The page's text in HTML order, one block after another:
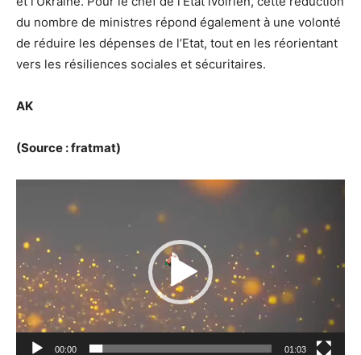
du nombre de ministres répond également à une volonté
de réduire les dépenses de l’Etat, tout en les réorientant
vers les résiliences sociales et sécuritaires.
AK
(Source : fratmat)
Lecteur
00:00 01:03